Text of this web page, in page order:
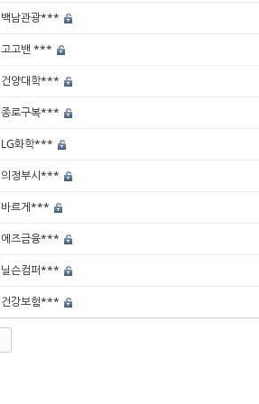
백남관광***
고고밴 ***
건양대학***
종로구복***
LG화학***
의정부시***
바르게***
에즈금융***
닐슨컴퍼***
건강보험***